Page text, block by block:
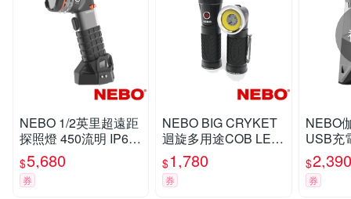
NEBO 1/2英里超遠距
探照燈 450流明 IP67
(NEB-SPT-1003-G)
$5,680
券
NEBO BIG CRYKET
迴旋多用途COB LED
工作手電筒(NE6666T
B)
$1,780
券
NEBO
USB充
G)
$2,390
券